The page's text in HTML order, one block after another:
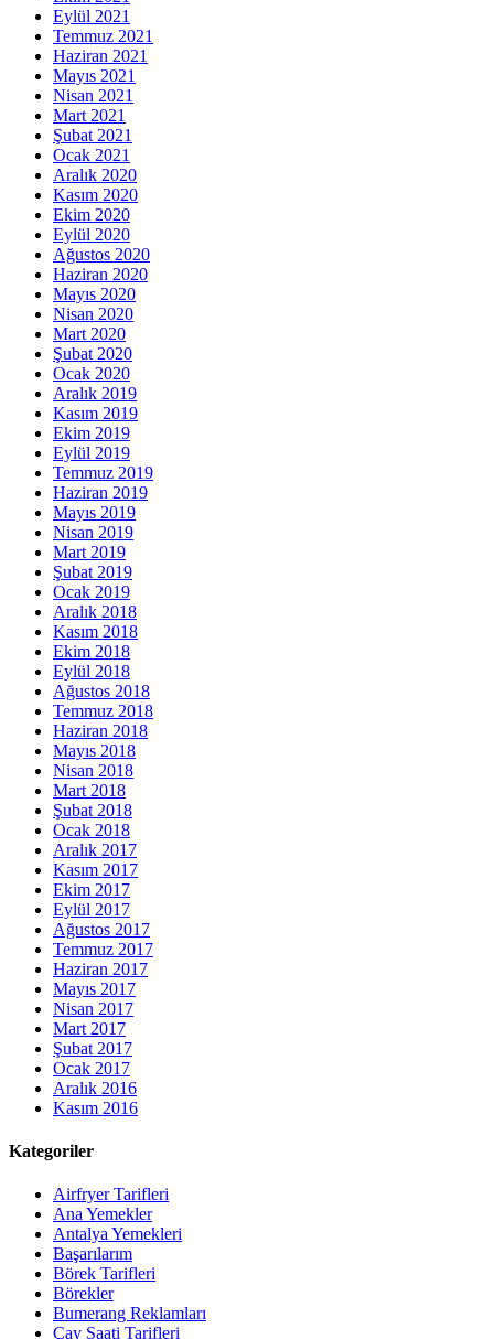
Eylül 2021
Temmuz 2021
Haziran 2021
Mayıs 2021
Nisan 2021
Mart 2021
Şubat 2021
Ocak 2021
Aralık 2020
Kasım 2020
Ekim 2020
Eylül 2020
Ağustos 2020
Haziran 2020
Mayıs 2020
Nisan 2020
Mart 2020
Şubat 2020
Ocak 2020
Aralık 2019
Kasım 2019
Ekim 2019
Eylül 2019
Temmuz 2019
Haziran 2019
Mayıs 2019
Nisan 2019
Mart 2019
Şubat 2019
Ocak 2019
Aralık 2018
Kasım 2018
Ekim 2018
Eylül 2018
Ağustos 2018
Temmuz 2018
Haziran 2018
Mayıs 2018
Nisan 2018
Mart 2018
Şubat 2018
Ocak 2018
Aralık 2017
Kasım 2017
Ekim 2017
Eylül 2017
Ağustos 2017
Temmuz 2017
Haziran 2017
Mayıs 2017
Nisan 2017
Mart 2017
Şubat 2017
Ocak 2017
Aralık 2016
Kasım 2016
Kategoriler
Airfryer Tarifleri
Ana Yemekler
Antalya Yemekleri
Başarılarım
Börek Tarifleri
Börekler
Bumerang Reklamları
Çay Saati Tarifleri